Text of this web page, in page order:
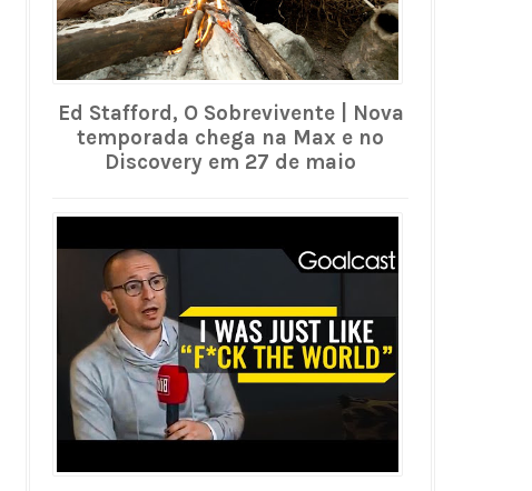
Ed Stafford, O Sobrevivente | Nova
temporada chega na Max e no
Discovery em 27 de maio